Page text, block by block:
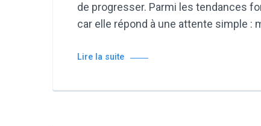
de progresser. Parmi les tendances
car elle répond à une attente simple :
Lire la suite